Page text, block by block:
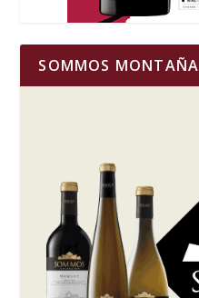
SOMMOS MONTAÑA